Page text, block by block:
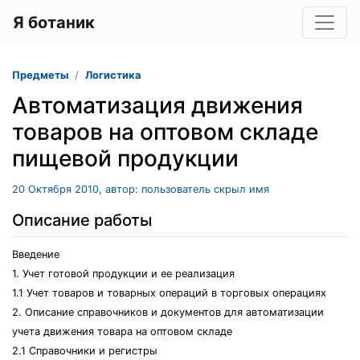
Я ботаник
Предметы Логистика
Автоматизация движения
товаров на оптовом складе
пищевой продукции
20 Октября 2010, автор: пользователь скрыл имя
Описание работы
Введение
1. Учет готовой продукции и ее реализация
1.1 Учет товаров и товарных операций в торговых операциях
2. Описание справочников и документов для автоматизации
учета движения товара на оптовом складе
2.1 Справочники и регистры